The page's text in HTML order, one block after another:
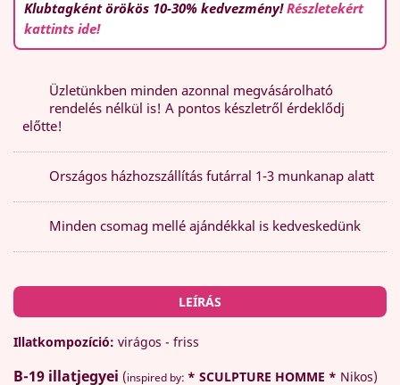
Klubtagként örökös 10-30% kedvezmény!Részletekért
kattints ide!
Üzletünkben minden azonnal megvásárolható
rendelés nélkül is! A pontos készletről érdeklődj
előtte!
Országos házhozszállítás futárral 1-3 munkanap alatt
Minden csomag mellé ajándékkal is kedveskedünk
LEÍRÁS
Illatkompozíció: virágos - friss
B-19 illatjegyei (inspired by: * SCULPTURE HOMME * Nikos)